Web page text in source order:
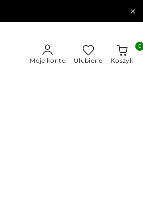
Moje konto Ulubione Koszyk
0